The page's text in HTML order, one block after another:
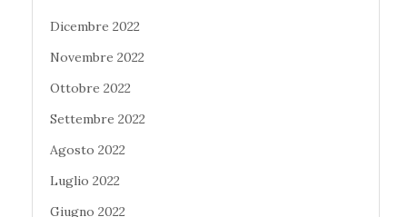
Dicembre 2022
Novembre 2022
Ottobre 2022
Settembre 2022
Agosto 2022
Luglio 2022
Giugno 2022